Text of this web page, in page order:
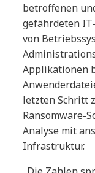
betroffenen
gefährdeten
von
Applikationen
letzten Schritt
Ransomware-
Analyse mit
Infrastruktur.